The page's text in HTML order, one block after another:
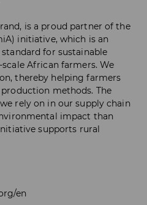
is a proud partner of the
initiative, which is an
for sustainable
African farmers. We
thereby helping farmers
methods. The
rely on in our supply chain
impact than
supports rural
en